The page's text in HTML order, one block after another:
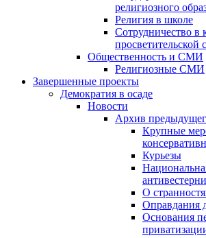
религиозного
Религия в школе
Сотрудничество в
просветительской
Общественность и СМИ
Религиозные СМИ
Завершенные проекты
Демократия в осаде
Новости
Архив
Крупные
Курьезы
О
Основания